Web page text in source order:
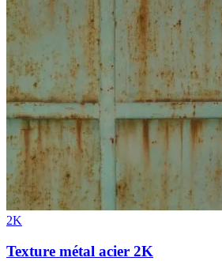
2K
Texture métal acier 2K